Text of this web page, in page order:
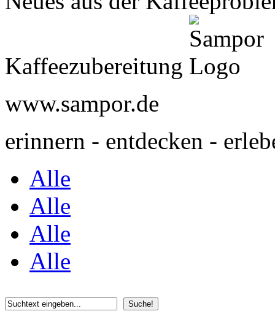
Kaffeezubereitung
www.sampor.de
erinnern - entdecken -
Alle
Alle
Alle
Alle